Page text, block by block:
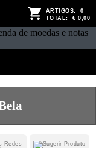
ARTIGOS: 0
TOTAL: € 0,00